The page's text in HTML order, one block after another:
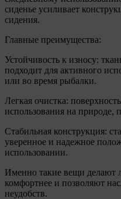
сиденье усиливает
сидения.
Главные преимущества:
Устойчивость к износу:
подходит для активного
или во время рыбалки.
Легкая очистка:
использования на природе,
Стабильная конструкция:
уверенное и надежное
использовании.
Именно такие вещи делают
комфортнее и позволяют
неудобств.